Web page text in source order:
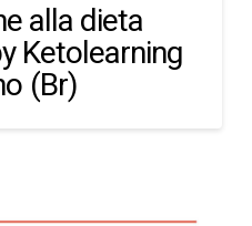
alla dieta
Ketolearning
(Br)